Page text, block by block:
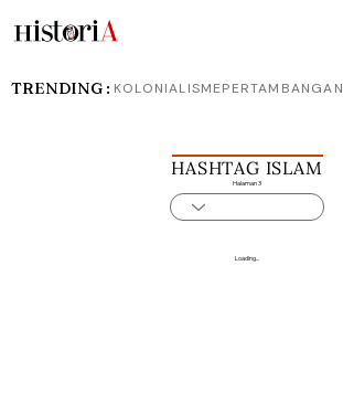
HASHTAG ISLAM
Halaman 3
Loading...
TRENDING : KOLONIALISMEPERTAMBANGAN